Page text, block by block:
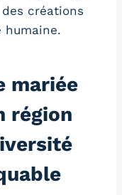
créations
humaine.
mariée
région